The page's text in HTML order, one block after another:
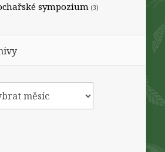
sympozium (3)